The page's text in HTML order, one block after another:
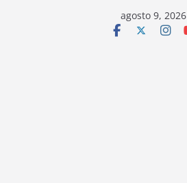
agosto 9, 2026